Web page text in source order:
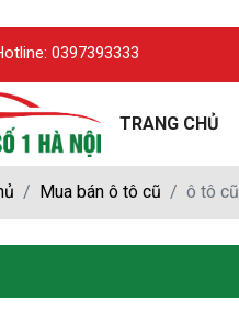
0397393333
TRANG CHỦ
Mua bán ô tô cũ ô tô cũ